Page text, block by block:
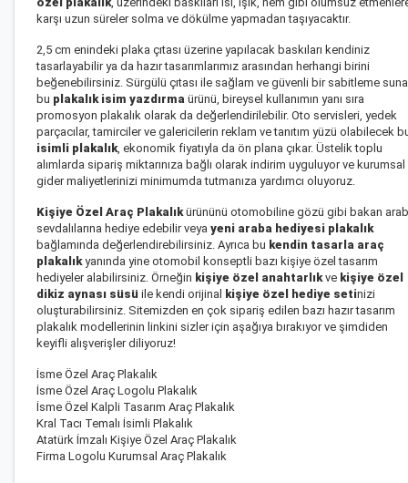
karşı uzun süreler solma ve dökülme yapmadan taşıyacaktır.
2,5 cm enindeki plaka çıtası üzerine yapılacak baskıları kendiniz
tasarlayabilir ya da hazır tasarımlarımız arasından herhangi birini
beğenebilirsiniz. Sürgülü çıtası ile sağlam ve güvenli bir sabitleme
bu plakalık isim yazdırma ürünü, bireysel kullanımın yanı sıra
promosyon plakalık olarak da değerlendirilebilir. Oto servisleri, yedek
parçacılar, tamirciler ve galericilerin reklam ve tanıtım yüzü olabilecek
isimli plakalık, ekonomik fiyatıyla da ön plana çıkar. Üstelik toplu
alımlarda sipariş miktarınıza bağlı olarak indirim uyguluyor ve kurumsal
gider maliyetlerinizi minimumda tutmanıza yardımcı oluyoruz.
Kişiye Özel Araç Plakalıkürününü otomobiline gözü gibi bakan
sevdalılarına hediye edebilir veya yeni araba hediyesi plakalık
bağlamında değerlendirebilirsiniz. Ayrıca bu kendin tasarla araç
plakalıkyanında yine otomobil konseptli bazı kişiye özel tasarım
hediyeler alabilirsiniz. Örneğin kişiye özel anahtarlıkve kişiye özel
dikiz aynası süsü ile kendi orijinal kişiye özel hediye setinizi
oluşturabilirsiniz. Sitemizden en çok sipariş edilen bazı hazır tasarım
plakalık modellerinin linkini sizler için aşağıya bırakıyor ve şimdiden
keyifli alışverişler diliyoruz!
İsme Özel Araç Plakalık
İsme Özel Araç Logolu Plakalık
İsme Özel Kalpli Tasarım Araç Plakalık
Kral Tacı Temalı İsimli Plakalık
Atatürk İmzalı Kişiye Özel Araç Plakalık
Firma Logolu Kurumsal Araç Plakalık